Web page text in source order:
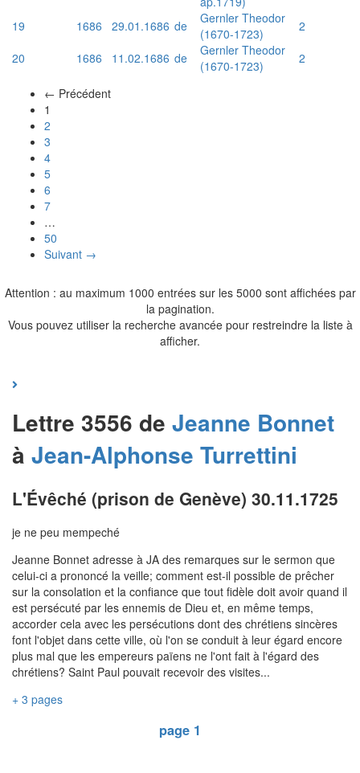
19 1686 29.01.1686 de
Gernler Theodor
(1670-1723)
2
20
1686 11.02.1686 de
Gernler Theodor
(1670-1723)
2
← Précédent
1
2
3
4
5
6
7
…
50
Suivant →
Attention : au maximum 1000 entrées sur les 5000 sont affichées par
la pagination.
Vous pouvez utiliser la recherche avancée pour restreindre la liste à
afficher.
Lettre 3556 de Jeanne Bonnet
à Jean-Alphonse Turrettini
L'Évêché (prison de Genève) 30.11.1725
je ne peu mempeché
Jeanne Bonnet adresse à JA des remarques sur le sermon que
celui-ci a prononcé la veille; comment est-il possible de prêcher
sur la consolation et la confiance que tout fidèle doit avoir quand il
est persécuté par les ennemis de Dieu et, en même temps,
accorder cela avec les persécutions dont des chrétiens sincères
font l'objet dans cette ville, où l'on se conduit à leur égard encore
plus mal que les empereurs païens ne l'ont fait à l'égard des
chrétiens? Saint Paul pouvait recevoir des visites...
+ 3 pages
page 1